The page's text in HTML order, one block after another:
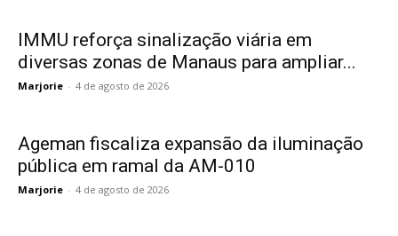
IMMU reforça sinalização viária em
diversas zonas de Manaus para ampliar...
Marjorie - 4 de agosto de 2026
Ageman fiscaliza expansão da iluminação
pública em ramal da AM-010
Marjorie - 4 de agosto de 2026